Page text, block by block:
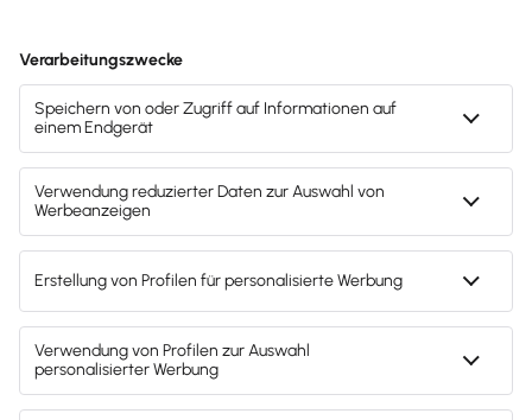
Buchhaltung & Finanzen
Einspeisevergütung 2026: Neue Regelungen
für Photovoltaik
Einspeisevergütung für Photovoltaikanlagen 2024